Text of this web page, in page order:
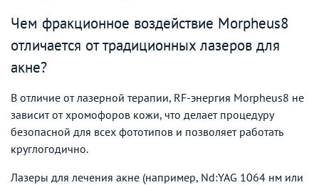
Чем фракционное воздействие Morpheus8
отличается от традиционных лазеров для
акне?
В отличие от лазерной терапии, RF-энергия Morpheus8 не
зависит от хромофоров кожи, что делает процедуру
безопасной для всех фототипов и позволяет работать
круглогодично.
Лазеры для лечения акне (например, Nd:YAG 1064 нм или